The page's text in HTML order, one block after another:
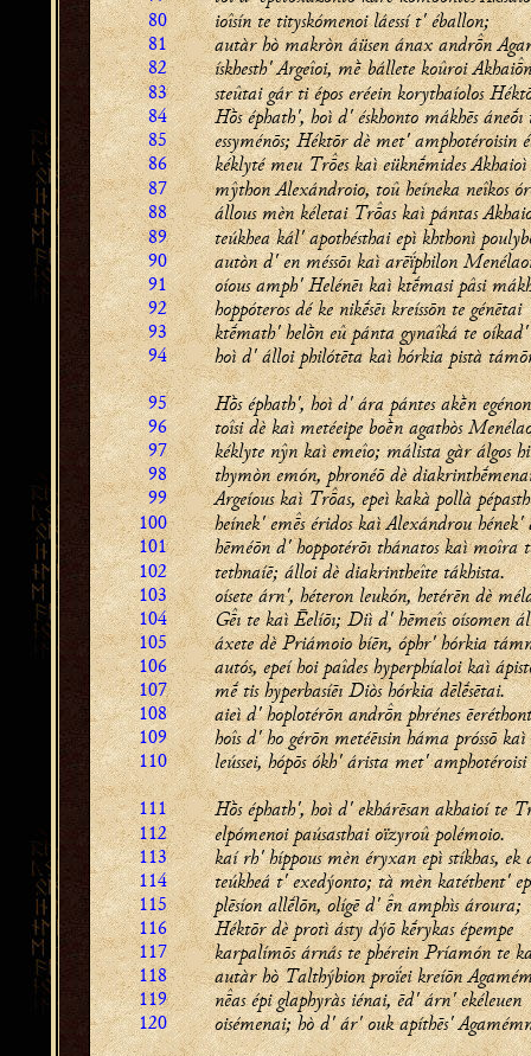
80 ioîsín te tityskómenoi láessí t' éballon;
81 autàr hò makròn áüsen ánax andrn
82 ískhesth' Argeîoi, mḕ bállete koûroi
83 steûtai gár ti épos eréein korythaíolos
84 Hṑs éphath', hoì d' éskhonto mákhēs
85 essyménōs; Héktōr dè met' amphotéroisin
86 kéklyté meuTreskaì eüknḗmides Akhaioì
87 mŷthon Alexándroio, toû heíneka neîkos
88 állous mèn kéletai Tras kaì pántas
89 teúkhea kál' apothésthai epì khthonì
90 autòn d' en méssōı kaì arēḯphilon
91 oíous amph' Helénēı kaì ktḗmasi pâsi
92 hoppóteros dé ke nikḗsēı kreíssōn te génētai
93 ktḗmath' helṑn eû pánta gynaîká te oíkad'
94 hoì d' álloi philótēta kaì hórkia pistà
95 Hṑs éphath', hoì d' ára pántes akḕn
96 toîsi dè kaì metéeipe boḕn agathòs
97 kéklyte nŷn kaì emeîo; málista gàr álgos
98 thymòn emón, phronéō dè
99 Argeíous kaì Tras, epeì kakà pollà
100 heínek' ems éridos kaì Alexándrou hének'
101 hēméōn d' hoppotérōı thánatos kaì moîra
102 tethnaíē; álloi dè diakrintheîte tákhista.
103 oísete árn', héteron leukón, hetérēn dè
104 Gı te kaì Ēelíōı; Diì d' hēmeîs oísomen
105 áxete dè Priámoio bíēn, óphr' hórkia
106 autós, epeí hoi paîdes hyperphíaloi kaì
107 mḗ tis hyperbasíēı Diòs hórkia dēlḗsētai.
108 aieì d' hoplotérōn andrn phrénes
109 hoîs d' ho gérōn metéēısin háma próssō kaì
110 leússei, hópōs ókh' árista met'
111 Hṑs éphath', hoì d' ekhárēsanakhaioíte
112 elpómenoi paúsasthai oïzyroû polémoio.
113 kaí rh' híppous mèn éryxan epì stíkhas,
114 teúkheá t' exedýonto; tà mèn katéthent'
115 plēsíon allḗlōn, olígē d' n amphìs ároura;
116 Héktōr dè protì ásty dýō kḗrykas épempe
117 karpalímōs árnás te phérein Príamón te
118 autàr hò Talthýbion proḯei kreíōn
119 nas épi glaphyràs iénai, ēd' árn' ekéleuen
120 oisémenai; hò d' ár' ouk apíthēs'